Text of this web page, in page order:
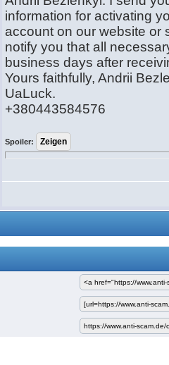
information for activating
account on our website or
notify you that all
business days after
Yours faithfully, Andrii
UaLuck.
+380443584576
Spoiler: